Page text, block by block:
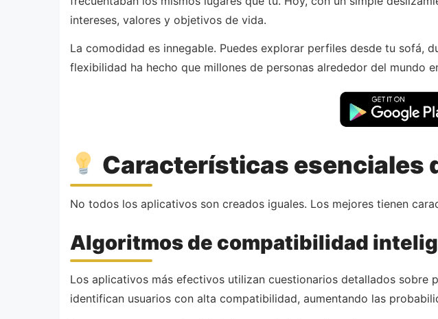
intereses, valores y objetivos de vida.
La comodidad es innegable. Puedes explorar perfiles desde tu sofá,
flexibilidad ha hecho que millones de personas alrededor del mundo
Características esenciales
No todos los aplicativos son creados iguales. Los mejores tienen
Algoritmos de compatibilidad
Los aplicativos más efectivos utilizan cuestionarios detallados sobre
identifican usuarios con alta compatibilidad, aumentando las